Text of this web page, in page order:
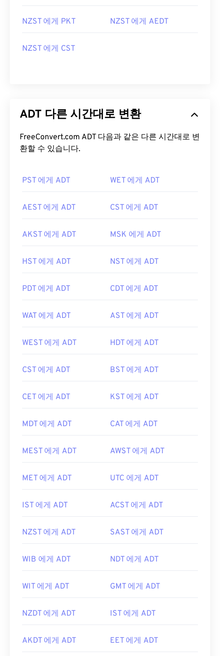
NZST 에게 PKT NZST 에게 AEDT
NZST 에게 CST
ADT 다른 시간대로 변환
FreeConvert.com ADT 다음과 같은 다른 시간대로 변
환할 수 있습니다.
PST 에게 ADT WET 에게 ADT
AEST 에게 ADT CST 에게 ADT
AKST 에게 ADT MSK 에게 ADT
HST 에게 ADT NST 에게 ADT
PDT 에게 ADT CDT 에게 ADT
WAT 에게 ADT AST 에게 ADT
WEST 에게 ADT HDT 에게 ADT
CST 에게 ADT BST 에게 ADT
CET 에게 ADT KST 에게 ADT
MDT 에게 ADT CAT 에게 ADT
MEST 에게 ADT AWST 에게 ADT
MET 에게 ADT UTC 에게 ADT
IST 에게 ADT ACST 에게 ADT
NZST 에게 ADT SAST 에게 ADT
WIB 에게 ADT NDT 에게 ADT
WIT 에게 ADT GMT 에게 ADT
NZDT 에게 ADT IST 에게 ADT
AKDT 에게 ADT EET 에게 ADT